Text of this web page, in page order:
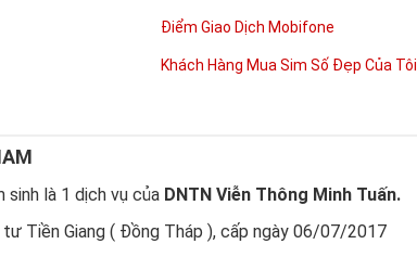
mong muốn và gia đình, bản thân ít gặp chuyện bất trắc
có chút may mắn, sự may mắn giúp con người dễ thành
chỉ luôn gặp những may mắn và thành công mà nó còn
Điểm Giao Dịch Mobifone
Khách Hàng Mua Sim Số Đẹp Của Tôi
sinh là 1 dịch vụ của DNTN Viễn Thông Minh Tuấn.
Tiền Giang ( Đồng Tháp ), cấp ngày 06/07/2017